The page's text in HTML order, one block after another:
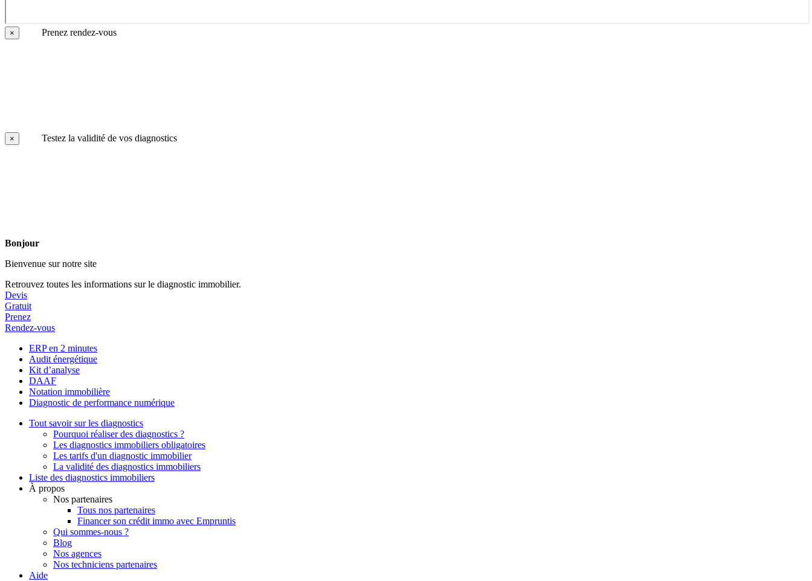
× Prenez rendez-vous
× Testez la validité de vos diagnostics
Bonjour
Bienvenue sur notre site
Retrouvez toutes les informations sur le diagnostic immobilier.
Devis
Gratuit
Prenez
Rendez-vous
ERP en 2 minutes
Audit énergétique
Kit d’analyse
DAAF
Notation immobilière
Diagnostic de performance numérique
Tout savoir sur les diagnostics
Pourquoi réaliser des diagnostics ?
Les diagnostics immobiliers obligatoires
Les tarifs d'un diagnostic immobilier
La validité des diagnostics immobiliers
Liste des diagnostics immobiliers
À propos
Nos partenaires
Tous nos partenaires
Financer son crédit immo avec Empruntis
Qui sommes-nous ?
Blog
Nos agences
Nos techniciens partenaires
Aide